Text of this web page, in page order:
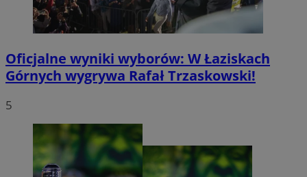
Oficjalne wyniki wyborów: W Łaziskach
Górnych wygrywa Rafał Trzaskowski!
5